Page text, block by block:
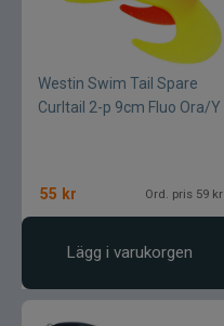
Westin Swim Tail Spare
Curltail 2-p 9cm Fluo Ora/Y
55 kr Ord. pris 59 kr
Lägg i varukorgen